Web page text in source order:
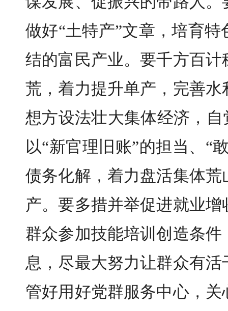
做好“土特产”文章，培育
结的富民产业。要千方百
荒，着力提升单产，完善
想方设法壮大集体经济，
以“新官理旧账”的担当、“
债务化解，着力盘活集体
产。要多措并举促进就业
群众参加技能培训创造条
息，尽最大努力让群众有
管好用好党群服务中心，